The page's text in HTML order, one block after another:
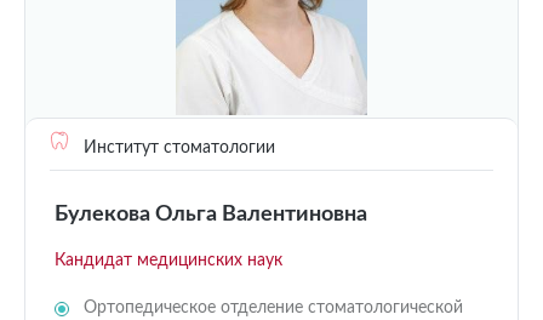
Институт стоматологии
Булекова Ольга Валентиновна
Кандидат медицинских наук
Ортопедическое отделение стоматологической